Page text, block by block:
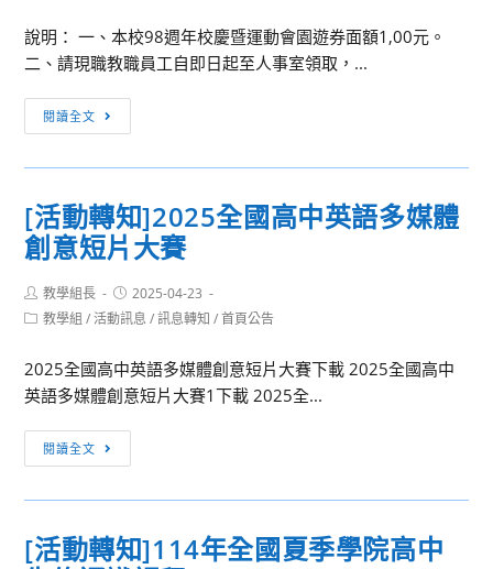
獎」
徵
件
及
章
說明： 一、本校98週年校慶暨運動會園遊券面額1,00元。
二、請現職教職員工自即日起至人事室領取，...
閱讀全文
要
公
請
自
日
起
人
事
室
98
週
年
[活動轉知]2025全國高中英語多媒體
創意短片大賽
Post
author:
教學組長
Post
published:
2025-04-23
Post教學組 / 活動訊息 / 訊息轉知 / 首頁公告
2025全國高中英語多媒體創意短片大賽下載 2025全國高中
英語多媒體創意短片大賽1下載 2025全...
閱讀全文
動
轉
全
[活動轉知]114年全國夏季學院高中